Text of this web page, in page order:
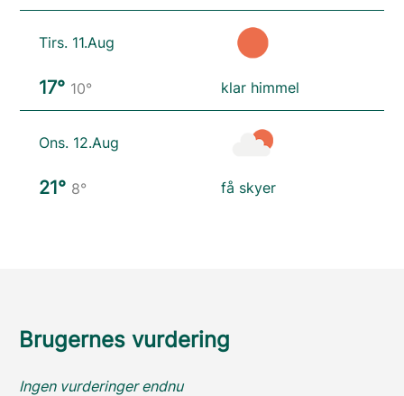
Tirs. 11.Aug
17° 10° klar himmel
Ons. 12.Aug
21° 8° få skyer
Brugernes vurdering
Ingen vurderinger endnu